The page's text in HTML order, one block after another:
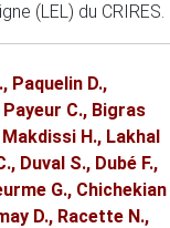
(LEL) du CRIRES.
, Paquelin D.,
Payeur C., Bigras
Makdissi H., Lakhal
, Duval S., Dubé F.,
G., Chichekian
D., Racette N.,